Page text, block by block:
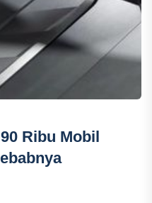
Ribu Mobil